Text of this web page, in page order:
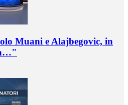
Muani e Alajbegovic, in
a…"